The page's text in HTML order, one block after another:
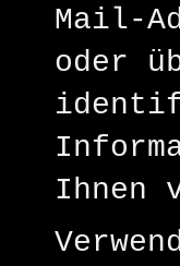
Mail-
oder
Ihnen